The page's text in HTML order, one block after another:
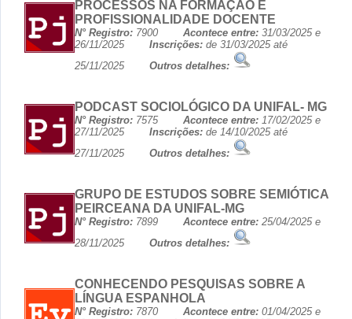
PROCESSOS NA FORMAÇÃO E
PROFISSIONALIDADE DOCENTE
N° Registro: 7900 Acontece entre: 31/03/2025 e
26/11/2025 Inscrições: de 31/03/2025 até
25/11/2025 Outros detalhes:
PODCAST SOCIOLÓGICO DA UNIFAL- MG
N° Registro: 7575 Acontece entre: 17/02/2025 e
27/11/2025 Inscrições: de 14/10/2025 até
27/11/2025 Outros detalhes:
GRUPO DE ESTUDOS SOBRE SEMIÓTICA
PEIRCEANA DA UNIFAL-MG
N° Registro: 7899 Acontece entre: 25/04/2025 e
28/11/2025 Outros detalhes:
CONHECENDO PESQUISAS SOBRE A
LÍNGUA ESPANHOLA
N° Registro: 7870 Acontece entre: 01/04/2025 e